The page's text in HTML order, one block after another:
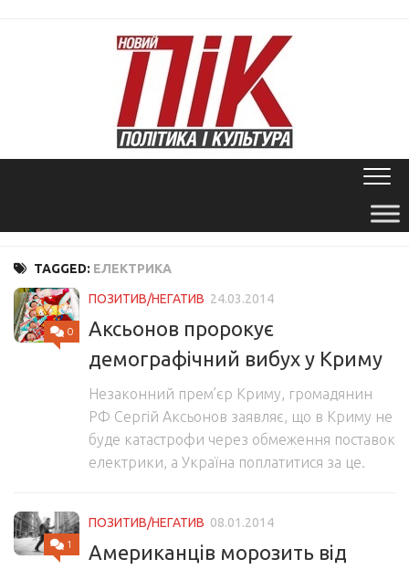
TAGGED: ЕЛЕКТРИКА
0
ПОЗИТИВ/НЕГАТИВ 24.03.2014
Аксьонов пророкує
демографічний вибух у Криму
Незаконний прем’єр Криму, громадянин
РФ Сергій Аксьонов заявляє, що в Криму не
буде катастрофи через обмеження поставок
електрики, а Україна поплатитися за це.
1
ПОЗИТИВ/НЕГАТИВ 08.01.2014
Американців морозить від